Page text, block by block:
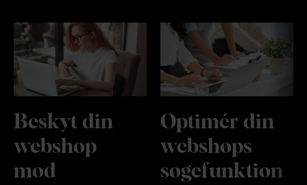
Beskyt din
webshop
mod
Optimér din
webshops
søgefunktion